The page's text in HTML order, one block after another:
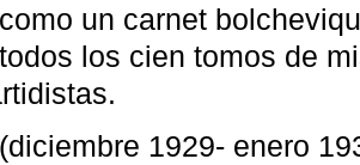
como un carnet
todos los cien tomos de
(diciembre 1929- enero